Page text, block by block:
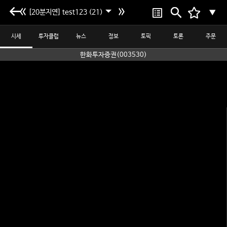
[20분지연] test123 (21) ▼
시세 투자클럽 뉴스 정보 토픽 토론 주문
한화투자증권(003530)